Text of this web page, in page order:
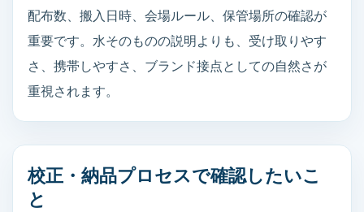
配布数、搬入日時、会場ルール、保管場所の確認が
重要です。水そのものの説明よりも、受け取りやす
さ、携帯しやすさ、ブランド接点としての自然さが
重視されます。
校正・納品プロセスで確認したいこ
と